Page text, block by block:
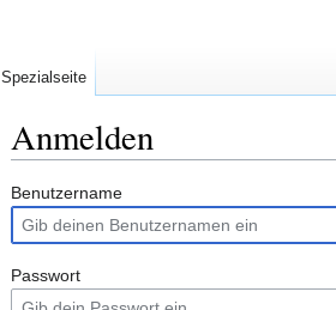
Anmelden
Zur
Navigation
springen
Zur
Suche
springen
Benutzername
Passwort
Spezialseite